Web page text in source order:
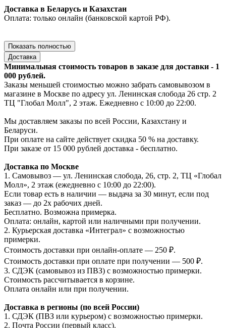
Доставка в Беларусь и Казахстан
Оплата: только онлайн (банковской картой РФ).
Показать полностью
Доставка
Минимальная стоимость товаров в заказе для доставки - 1
000 рублей.
Заказы меньшей стоимостью можно забрать самовывозом в
магазине в Москве по адресу ул. Ленинская слобода 26 стр. 2
ТЦ "Глобал Молл", 2 этаж. Ежедневно с 10:00 до 22:00.
Мы доставляем заказы по всей России, Казахстану и
Беларуси.
При оплате на сайте действует скидка 50 % на доставку.
При заказе от 15 000 рублей доставка - бесплатно.
Доставка по Москве
1. Самовывоз — ул. Ленинская слобода, 26, стр. 2, ТЦ «Глобал
Молл», 2 этаж (ежедневно с 10:00 до 22:00).
Если товар есть в наличии — выдача за 30 минут, если под
заказ — до 2х рабочих дней.
Бесплатно. Возможна примерка.
Оплата: онлайн, картой или наличными при получении.
2. Курьерская доставка «Интеграл» с возможностью
примерки.
Стоимость доставки при онлайн-оплате — 250 ₽.
Стоимость доставки при оплате при получении — 500 ₽.
3. СДЭК (самовывоз из ПВЗ) с возможностью примерки.
Стоимость рассчитывается в корзине.
Оплата онлайн или при получении.
Доставка в регионы (по всей России)
1. СДЭК (ПВЗ или курьером) с возможностью примерки.
2. Почта России (первый класс).